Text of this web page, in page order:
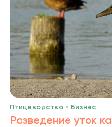
Птицеводство • Бизнес
Разведение уток